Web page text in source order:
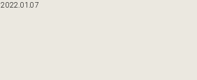
2022.01.07